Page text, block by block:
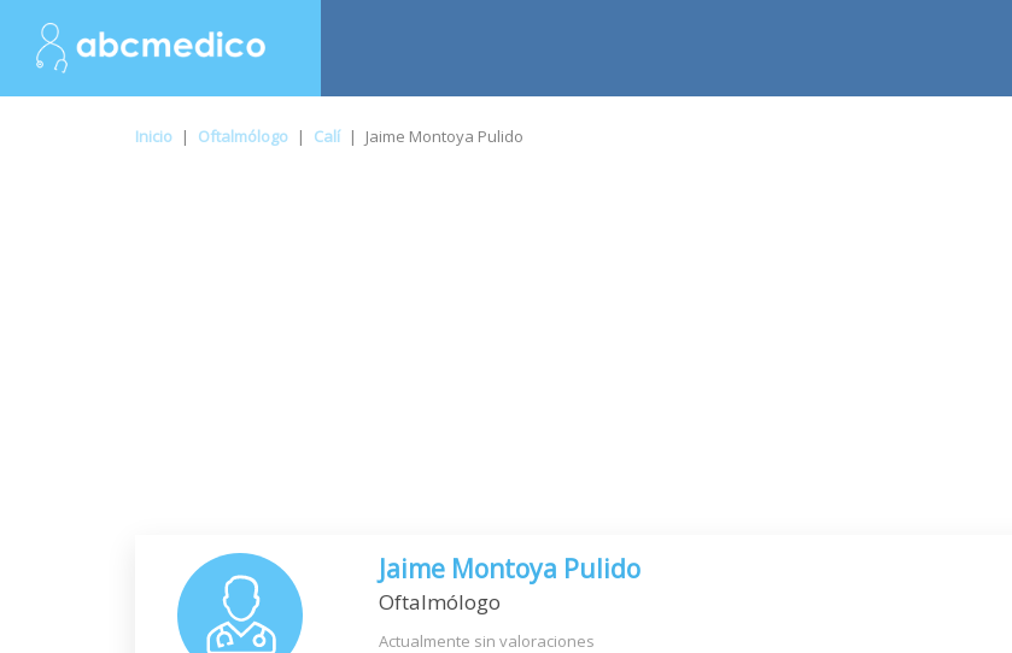
Inicio | Oftalmólogo | Calí | Jaime Montoya Pulido
Jaime Montoya Pulido
Oftalmólogo
Actualmente sin valoraciones